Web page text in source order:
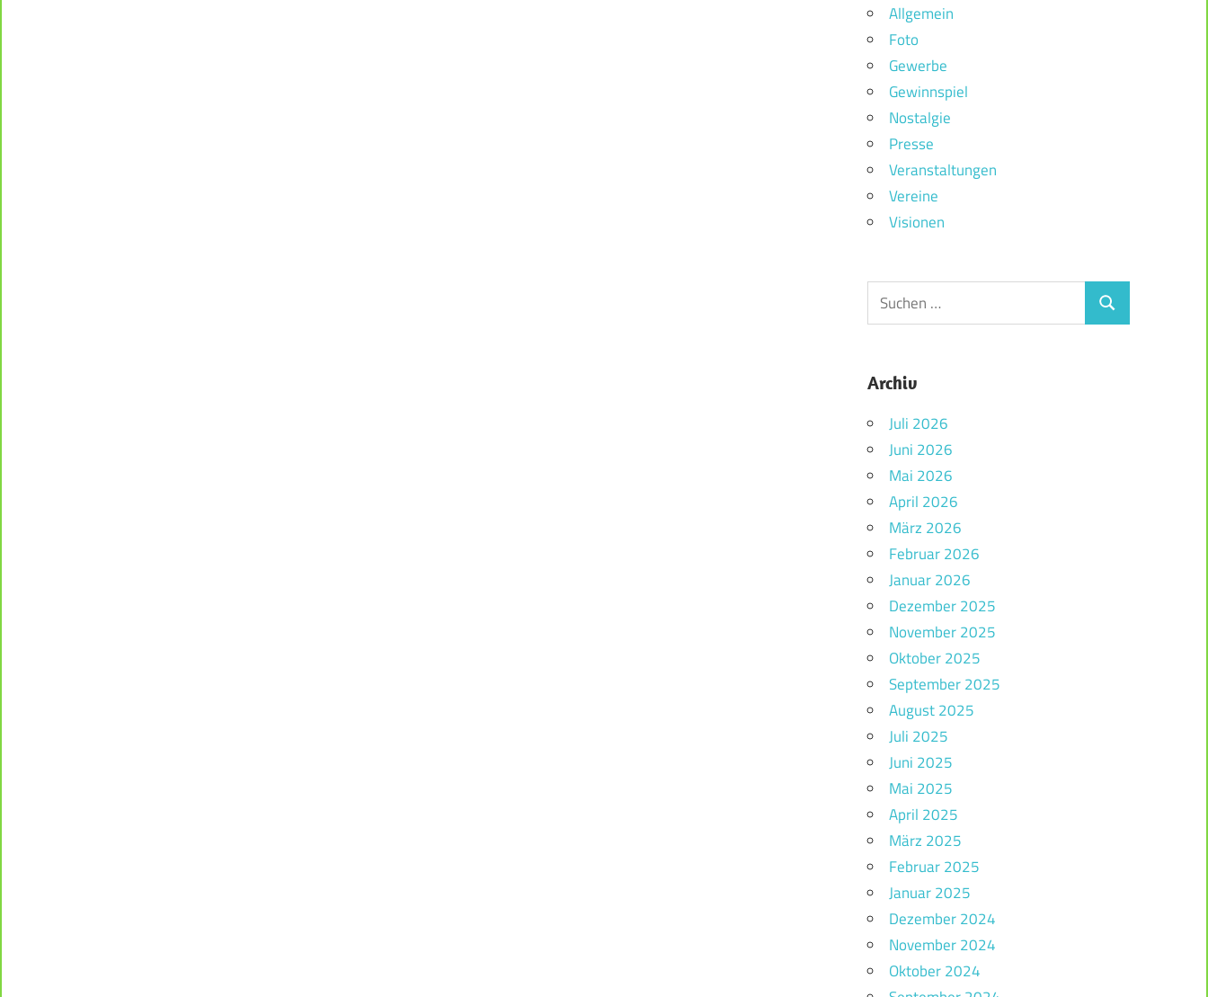
Allgemein
Foto
Gewerbe
Gewinnspiel
Nostalgie
Presse
Veranstaltungen
Vereine
Visionen
Archiv
Juli 2026
Juni 2026
Mai 2026
April 2026
März 2026
Februar 2026
Januar 2026
Dezember 2025
November 2025
Oktober 2025
September 2025
August 2025
Juli 2025
Juni 2025
Mai 2025
April 2025
März 2025
Februar 2025
Januar 2025
Dezember 2024
November 2024
Oktober 2024